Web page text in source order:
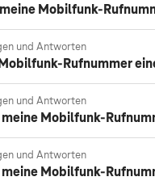
Mobilfunk-
und Antworten
Rufnummer
und Antworten
Mobilfunk-
und Antworten
Mobilfunk-